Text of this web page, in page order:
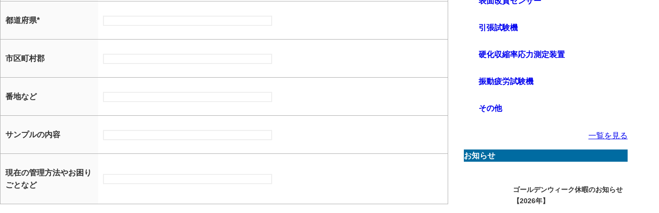
都道府県*
市区町村郡
番地など
サンプルの内容
現在の管理方法やお困り
ごとなど
引張試験機
硬化収縮率応力測定装置
振動疲労試験機
その他
一覧を見る
お知らせ
ゴールデンウィーク休暇のお知らせ
【2026年】